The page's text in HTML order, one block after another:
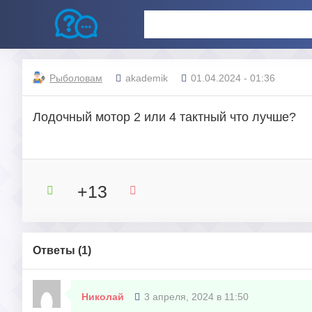
Рыболовам akademik 01.04.2024 - 01:36
Лодочный мотор 2 или 4 тактный что лучше?
+13
Ответы (1)
Николай 3 апреля, 2024 в 11:50